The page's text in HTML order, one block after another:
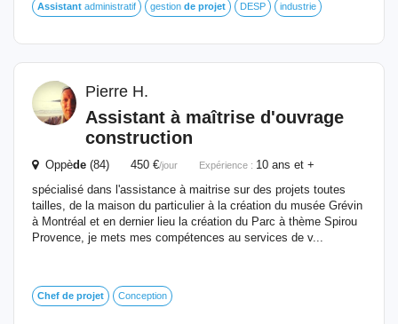
Assistant administratif gestion de projet DESP industrie
Pierre H.
Assistant à maîtrise d'ouvrage
construction
Oppède (84) 450 €/jour Expérience : 10 ans et +
spécialisé dans l'assistance à maitrise sur des projets toutes
tailles, de la maison du particulier à la création du musée Grévin
à Montréal et en dernier lieu la création du Parc à thème Spirou
Provence, je mets mes compétences au services de v...
Chef de projet Conception